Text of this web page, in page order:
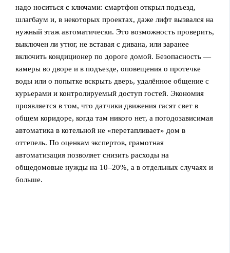
надо носиться с ключами: смартфон открыл подъезд,
шлагбаум и, в некоторых проектах, даже лифт вызвался на
нужный этаж автоматически. Это возможность проверить,
выключен ли утюг, не вставая с дивана, или заранее
включить кондиционер по дороге домой. Безопасность —
камеры во дворе и в подъезде, оповещения о протечке
воды или о попытке вскрыть дверь, удалённое общение с
курьерами и контролируемый доступ гостей. Экономия
проявляется в том, что датчики движения гасят свет в
общем коридоре, когда там никого нет, а погодозависимая
автоматика в котельной не «перетапливает» дом в
оттепель. По оценкам экспертов, грамотная
автоматизация позволяет снизить расходы на
общедомовые нужды на 10–20%, а в отдельных случаях и
больше.